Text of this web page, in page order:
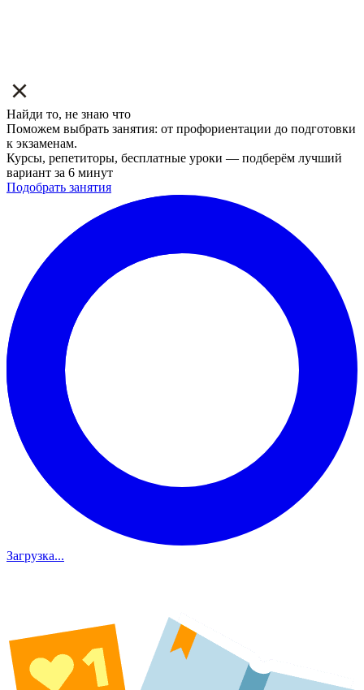
Найди то, не знаю что
Поможем выбрать занятия: от профориентации до подготовки
к экзаменам.
Курсы, репетиторы, бесплатные уроки — подберём лучший
вариант за 6 минут
Подобрать занятия
Загрузка...